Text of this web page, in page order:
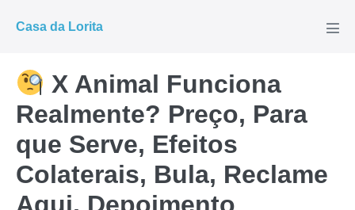
para
conteúdo
Casa da Lorita
X Animal Funciona
Realmente? Preço, Para
que Serve, Efeitos
Colaterais, Bula, Reclame